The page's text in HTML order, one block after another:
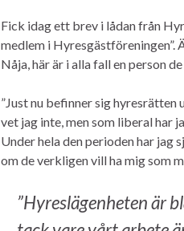
Fick idag ett brev i lådan från
medlem i Hyresgästföreningen”.
Nåja, här är i alla fall en person
”Just nu befinner sig
vet jag inte, men som liberal har
Under hela den perioden har jag
om de verkligen vill ha mig som
”Hyreslägenheten är